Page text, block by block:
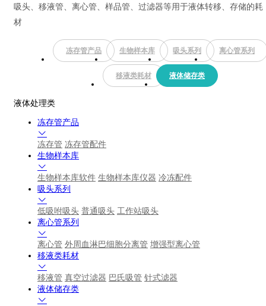
吸头、移液管、离心管、样品管、过滤器等用于液体转移、存储的耗
材
冻存管产品 生物样本库 吸头系列 离心管系列
移液类耗材 液体储存类
液体处理类
冻存管产品
冻存管 冻存管配件
生物样本库
生物样本库软件 生物样本库仪器 冷冻配件
吸头系列
低吸咐吸头 普通吸头 工作站吸头
离心管系列
离心管 外周血淋巴细胞分离管 增强型离心管
移液类耗材
移液管 真空过滤器 巴氏吸管 针式滤器
液体储存类